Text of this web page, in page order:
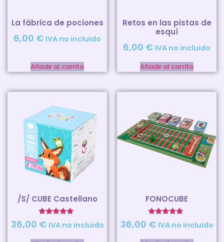
La fábrica de pociones
6,00 € IVA no incluido
Añadir al carrito
Retos en las pistas de
esquí
6,00 € IVA no incluido
Añadir al carrito
/S/ CUBE Castellano
Valorado
con
de 5
36,00 € IVA no incluido
FONOCUBE
Valorado
con
de 5
36,00 € IVA no incluido